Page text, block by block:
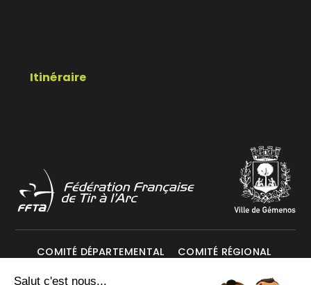
Itinéraire
COMITÉ DÉPARTEMENTAL COMITÉ RÉGIONAL
Salut c'est nous...